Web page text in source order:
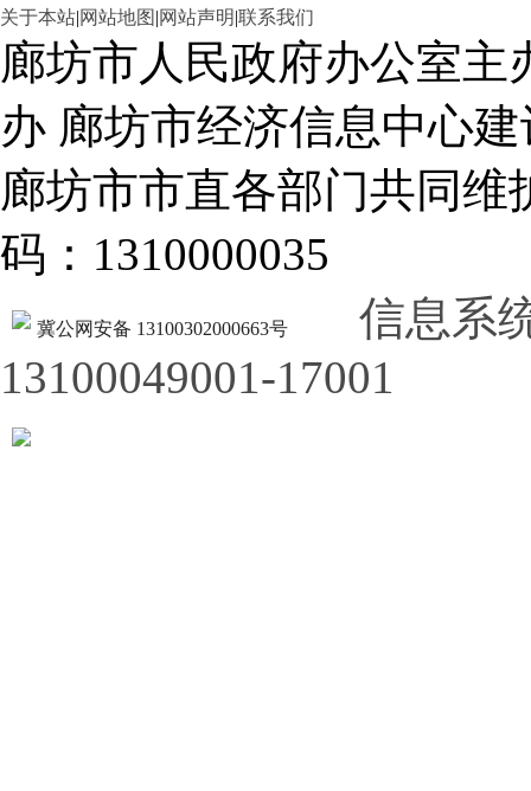
关于本站|网站地图 |网站声明|联系我们
廊坊市人民政府办公室
办 廊坊市经济信息中心建
廊坊市市直各部门共同
码：1310000035
冀公网安备 13100302000663号
信息系
13100049001-17001